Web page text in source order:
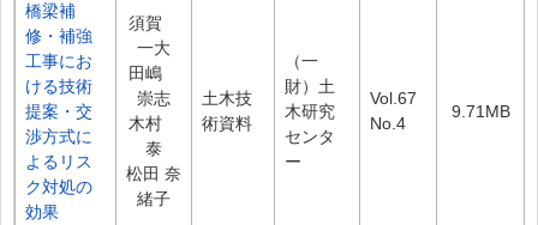
橋梁補
修・補強
工事にお
ける技術
提案・交
渉方式に
よるリス
ク対処の
効果
須賀
一大
田嶋
崇志
木村
泰
松田 奈
緒子
土木技
術資料
（一
財）土
木研究
センタ
ー
Vol.67
No.4
9.71MB